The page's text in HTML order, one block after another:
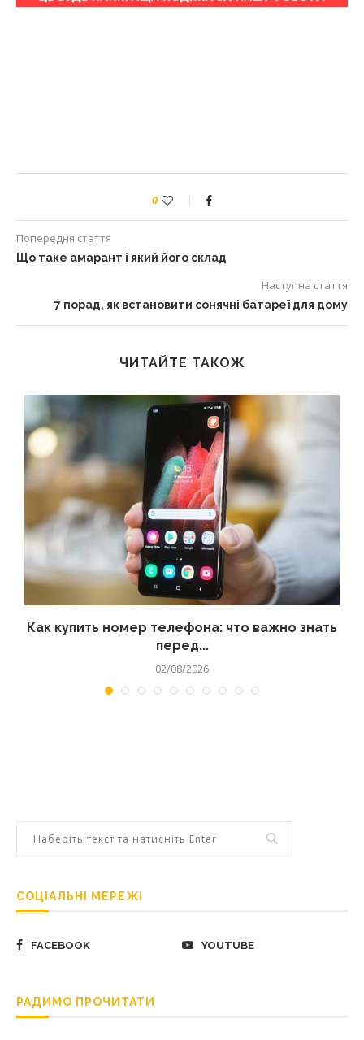
0
Попередня стаття
Що таке амарант і який його склад
Наступна стаття
7 порад, як встановити сонячні батареї для дому
ЧИТАЙТЕ ТАКОЖ
Как купить номер телефона: что важно знать
перед...
02/08/2026
СОЦІАЛЬНІ МЕРЕЖІ
FACEBOOK YOUTUBE
РАДИМО ПРОЧИТАТИ